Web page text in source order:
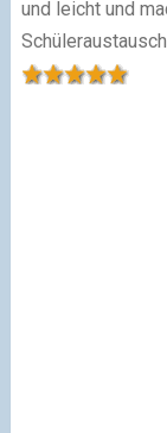
und leicht und